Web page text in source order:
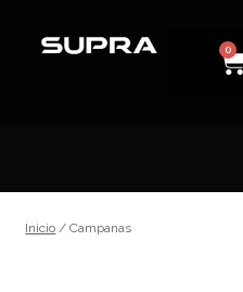
0
Inicio / Campanas